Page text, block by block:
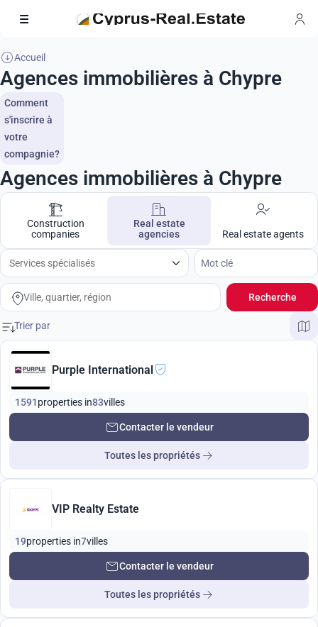
Accueil
Agences immobilières à Chypre
Comment
s'inscrire à
votre
compagnie?
Agences immobilières à Chypre
Construction
companies
Real estate
agencies
Real estate agents
Recherche
Purple International
1591properties in83villes
Contacter le vendeur
Toutes les propriétés
VIP Realty Estate
19properties in7villes
Contacter le vendeur
Toutes les propriétés